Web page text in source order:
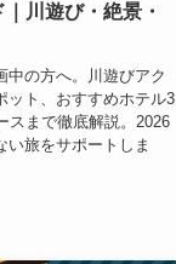
川遊び・絶景・
中の方へ。川遊びアク
ット、おすすめホテル3
スまで徹底解説。2026
い旅をサポートしま